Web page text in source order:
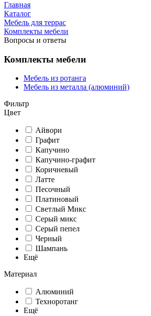
Главная
Каталог
Мебель для террас
Комплекты мебели
Вопросы и ответы
Комплекты мебели
Мебель из ротанга
Мебель из металла (алюминий)
Фильтр
Цвет
Айвори
Графит
Капучино
Капучино-графит
Коричневый
Латте
Песочный
Платиновый
Светлый Микс
Серый микс
Серый пепел
Черный
Шампань
Ещё
Материал
Алюминий
Техноротанг
Ещё